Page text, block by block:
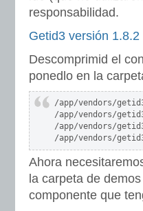
responsabilidad.
Getid3 versión 1.8.2
Descomprimid el
ponedlo en la
/app/vendors/
/app/vendors/
/app/vendors/
/app/vendors/
Ahora
la carpeta de
componente que